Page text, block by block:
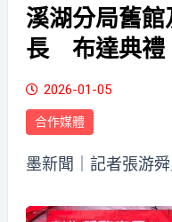
溪湖分局舊
長 布達典禮
2026-01-05
合作媒體
墨新聞 ｜記者張游